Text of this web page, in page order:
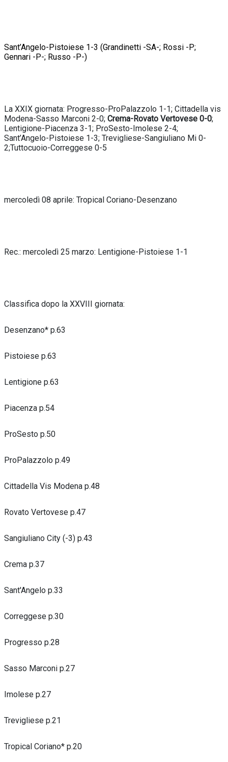
Sant’Angelo-Pistoiese 1-3 (Grandinetti -SA-; Rossi -P;
Gennari -P-; Russo -P-)
La XXIX giornata: Progresso-ProPalazzolo 1-1; Cittadella vis
Modena-Sasso Marconi 2-0; Crema-Rovato Vertovese 0-0;
Lentigione-Piacenza 3-1; ProSesto-Imolese 2-4;
Sant’Angelo-Pistoiese 1-3; Trevigliese-Sangiuliano Mi 0-
2;Tuttocuoio-Correggese 0-5
mercoledì 08 aprile: Tropical Coriano-Desenzano
Rec.: mercoledì 25 marzo: Lentigione-Pistoiese 1-1
Classifica dopo la XXVIII giornata:
Desenzano* p.63
Pistoiese p.63
Lentigione p.63
Piacenza p.54
ProSesto p.50
ProPalazzolo p.49
Cittadella Vis Modena p.48
Rovato Vertovese p.47
Sangiuliano City (-3) p.43
Crema p.37
Sant'Angelo p.33
Correggese p.30
Progresso p.28
Sasso Marconi p.27
Imolese p.27
Trevigliese p.21
Tropical Coriano* p.20